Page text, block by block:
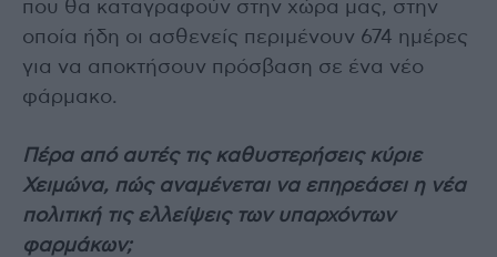
που θα καταγραφούν στην χώρα μας, στην
οποία ήδη οι ασθενείς περιμένουν 674 ημέρες
για να αποκτήσουν πρόσβαση σε ένα νέο
φάρμακο.
Πέρα από αυτές τις καθυστερήσεις κύριε
Χειμώνα, πώς αναμένεται να επηρεάσει η νέα
πολιτική τις ελλείψεις των υπαρχόντων
φαρμάκων;